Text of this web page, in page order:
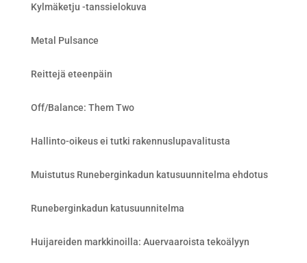
Kylmäketju -tanssielokuva
Metal Pulsance
Reittejä eteenpäin
Off/Balance: Them Two
Hallinto-oikeus ei tutki rakennuslupavalitusta
Muistutus Runeberginkadun katusuunnitelma ehdotus
Runeberginkadun katusuunnitelma
Huijareiden markkinoilla: Auervaaroista tekoälyyn